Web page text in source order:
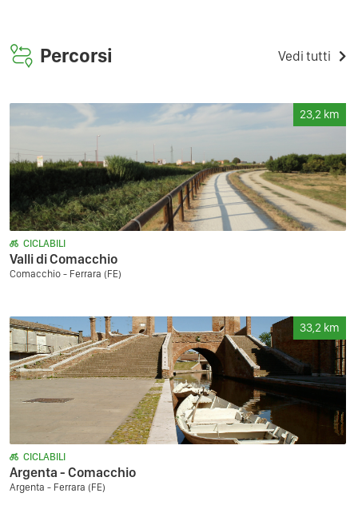
Percorsi Vedi tutti
23,2 km
CICLABILI
Valli di Comacchio
Comacchio - Ferrara (FE)
33,2 km
CICLABILI
Argenta - Comacchio
Argenta - Ferrara (FE)